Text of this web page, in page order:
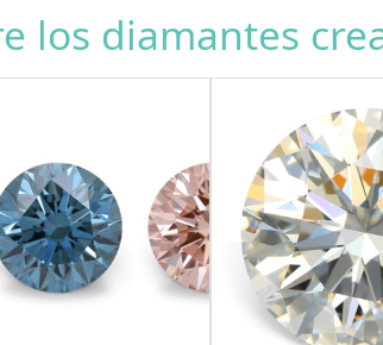
los diamantes